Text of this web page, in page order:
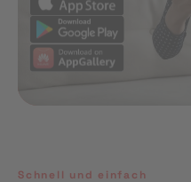
Schnell und einfach